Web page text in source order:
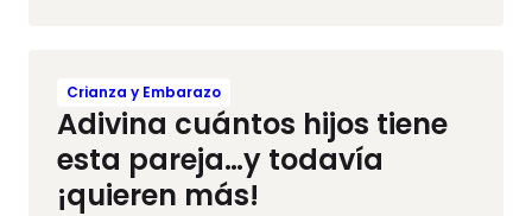
Crianza y Embarazo
Adivina cuántos hijos tiene
esta pareja…y todavía
¡quieren más!